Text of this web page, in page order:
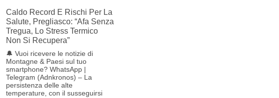
Caldo Record E Rischi Per La
Salute, Pregliasco: “Afa Senza
Tregua, Lo Stress Termico
Non Si Recupera”
🔔 Vuoi ricevere le notizie di
Montagne & Paesi sul tuo
smartphone? WhatsApp |
Telegram (Adnkronos) – La
persistenza delle alte
temperature, con il susseguirsi